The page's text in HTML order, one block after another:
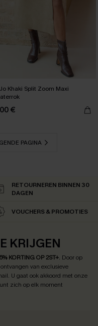
Khaki Split Zoom Maxi
€
PAGINA
RETOURNEREN BINNEN 30
DAGEN
VOUCHERS & PROMOTIES
KRIJGEN
KORTING OP 2ST+. Door op
van exclusieve
U gaat ook akkoord met onze
zich op elk moment